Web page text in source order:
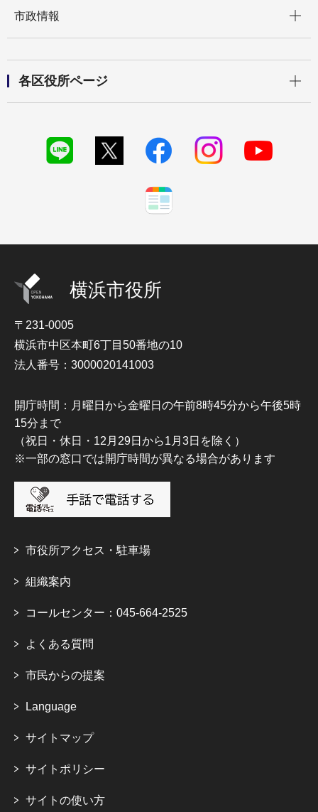
市政情報
各区役所ページ
横浜市役所
〒231-0005
横浜市中区本町6丁目50番地の10
法人番号：3000020141003
開庁時間：月曜日から金曜日の午前8時45分から午後5時
15分まで
（祝日・休日・12月29日から1月3日を除く）
※一部の窓口では開庁時間が異なる場合があります
市役所アクセス・駐車場
組織案内
コールセンター：045-664-2525
よくある質問
市民からの提案
Language
サイトマップ
サイトポリシー
サイトの使い方